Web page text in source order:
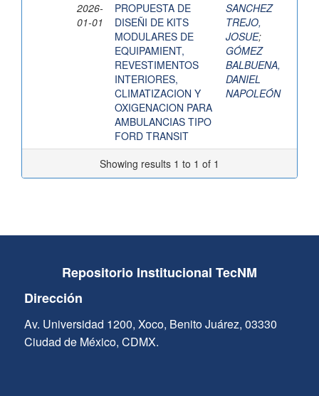
2026-
01-01
PROPUESTA DE
DISEÑI DE KITS
MODULARES DE
EQUIPAMIENT,
REVESTIMENTOS
INTERIORES,
CLIMATIZACION Y
OXIGENACION PARA
AMBULANCIAS TIPO
FORD TRANSIT
SANCHEZ
TREJO,
JOSUE;
GÓMEZ
BALBUENA,
DANIEL
NAPOLEÓN
Showing results 1 to 1 of 1
Repositorio Institucional TecNM
Dirección
Av. Universidad 1200, Xoco, Benito Juárez, 03330
Ciudad de México, CDMX.